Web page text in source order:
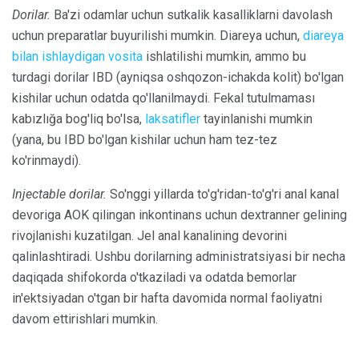
Dorilar. Ba'zi odamlar uchun sutkalik kasalliklarni davolash
uchun preparatlar buyurilishi mumkin. Diareya uchun, diareya
bilan ishlaydigan vosita ishlatilishi mumkin, ammo bu
turdagi dorilar IBD (ayniqsa oshqozon-ichakda kolit) bo'lgan
kishilar uchun odatda qo'llanilmaydi. Fekal tutulmaması
kabızlığa bog'liq bo'lsa, laksatifler tayinlanishi mumkin
(yana, bu IBD bo'lgan kishilar uchun ham tez-tez
ko'rinmaydi).
Injectable dorilar. So'nggi yillarda to'g'ridan-to'g'ri anal kanal
devoriga AOK qilingan inkontinans uchun dextranner gelining
rivojlanishi kuzatilgan. Jel anal kanalining devorini
qalinlashtiradi. Ushbu dorilarning administratsiyasi bir necha
daqiqada shifokorda o'tkaziladi va odatda bemorlar
in'ektsiyadan o'tgan bir hafta davomida normal faoliyatni
davom ettirishlari mumkin.